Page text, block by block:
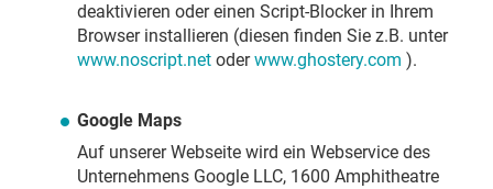
deaktivieren oder einen Script-Blocker in Ihrem
Browser installieren (diesen finden Sie z.B. unter
www.noscript.net oderwww.ghostery.com ).
Google Maps
Auf unserer Webseite wird ein Webservice des
Unternehmens Google LLC, 1600 Amphitheatre